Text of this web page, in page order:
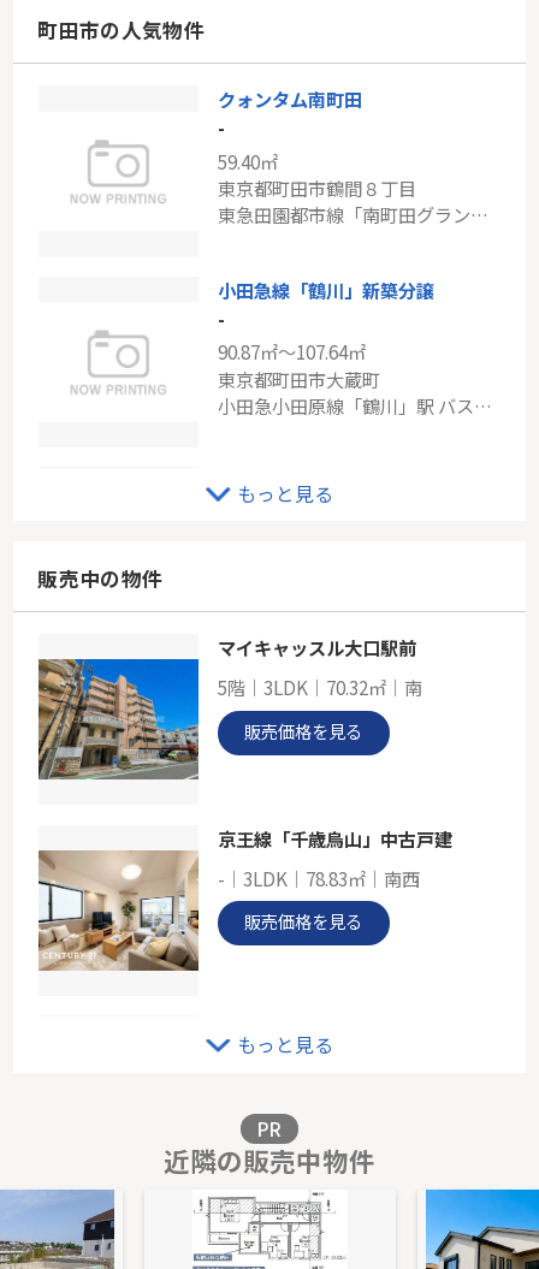
68.46㎡
神奈川県藤沢市藤沢３丁目
町田市の人気物件
クォンタム南町田
-
59.40㎡
東京都町田市鶴間８丁目
東急田園都市線「南町田グランベリーＰ」駅 徒歩12分
小田急線「鶴川」新築分譲
-
90.87㎡～107.64㎡
東京都町田市大蔵町
小田急小田原線「鶴川」駅 バス5分 「大蔵」 停歩3分
小田急線「鶴川」新築戸建て
-
-
81.42㎡
東京都町田市小川６丁目
もっと見る
販売中の物件
マイキャッスル大口駅前
5階｜3LDK｜70.32㎡｜南
販売価格を見る
京王線「千歳烏山」中古戸建
-｜3LDK｜78.83㎡｜南西
販売価格を見る
販売価格を見る
グリーンライン「北山田」中古戸建
-｜4LDK｜123.79㎡｜-
もっと見る
PR
近隣の販売中物件